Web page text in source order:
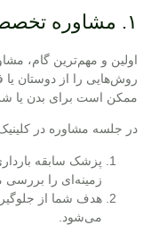
۱. مشاوره تخصصی جلوگیری از بارداری
اولین و مهم‌ترین گام،
روش‌هایی را از دوستان
ممکن است برای بدن یا
در جلسه مشاوره در کلینیک
پزشک سابقه
زمینه‌ای را بررسی
هدف شما از
می‌شود.